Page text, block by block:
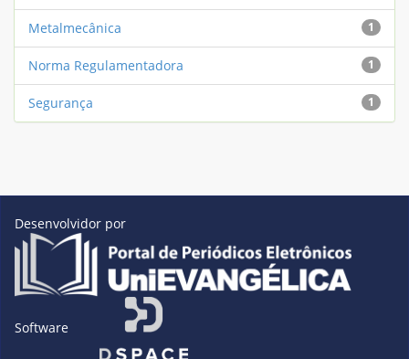
1
Metalmecânica
1
Norma Regulamentadora
1
Segurança
Desenvolvidor por
Software